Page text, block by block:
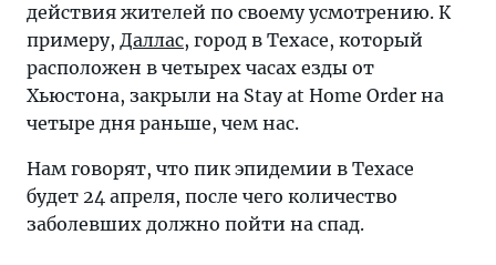
действия жителей по своему усмотрению. К
примеру, Даллас, город в Техасе, который
расположен в четырех часах езды от
Хьюстона, закрыли на Stay at Home Order на
четыре дня раньше, чем нас.
Нам говорят, что пик эпидемии в Техасе
будет 24 апреля, после чего количество
заболевших должно пойти на спад.